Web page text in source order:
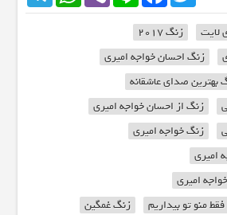
لایت
زنگ ۲۰۱۷
زنگ احسان خواجه امیری
بهترین صدای عاشقانه
زنگ از احسان خواجه امیری
زنگ خواجه امیری
امیری
امیری
منو تو بیداریم
زنگ غمگین